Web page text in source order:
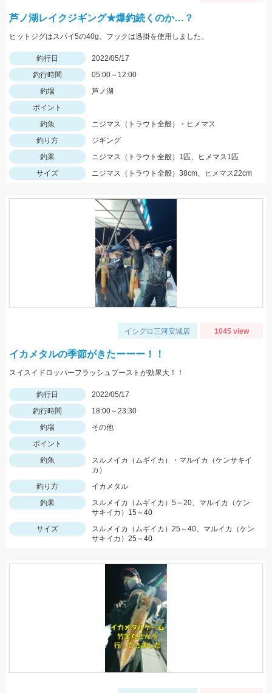
芦ノ湖レイクジギング★爆釣続くのか…？
ヒットジグはスパイ5の40g、フックは迅掛を使用しました。
釣行日
2022/05/17
釣行時間
05:00～12:00
釣場
芦ノ湖
ポイント
釣魚
ニジマス（トラウト全般）・ヒメマス
釣り方
ジギング
釣果
ニジマス（トラウト全般）1匹、ヒメマス1匹
サイズ
ニジマス（トラウト全般）38cm、ヒメマス22cm
イシグロ三河安城店 1045 view
イカメタルの季節がきたーーー！！
スイスイドロッパーフラッシュブーストが効果大！！
釣行日
2022/05/17
釣行時間
18:00～23:30
釣場
その他
ポイント
釣魚
スルメイカ（ムギイカ）・マルイカ（ケンサキイ
カ）
釣り方
イカメタル
釣果
スルメイカ（ムギイカ）5～20、マルイカ（ケン
サキイカ）15～40
サイズ
スルメイカ（ムギイカ）25～40、マルイカ（ケン
サキイカ）25～40